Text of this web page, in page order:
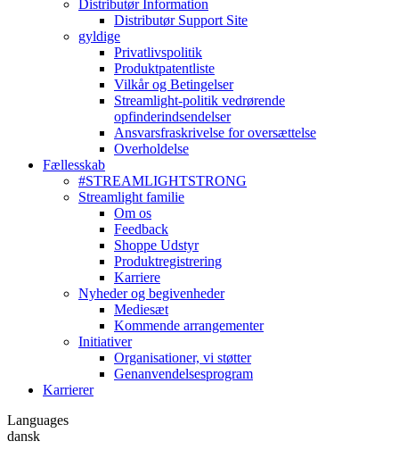
Distributør Information
Distributør Support Site
gyldige
Privatlivspolitik
Produktpatentliste
Vilkår og Betingelser
Streamlight-politik vedrørende
opfinderindsendelser
Ansvarsfraskrivelse for oversættelse
Overholdelse
Fællesskab
#STREAMLIGHTSTRONG
Streamlight familie
Om os
Feedback
Shoppe Udstyr
Produktregistrering
Karriere
Nyheder og begivenheder
Mediesæt
Kommende arrangementer
Initiativer
Organisationer, vi støtter
Genanvendelsesprogram
Karrierer
Languages
dansk